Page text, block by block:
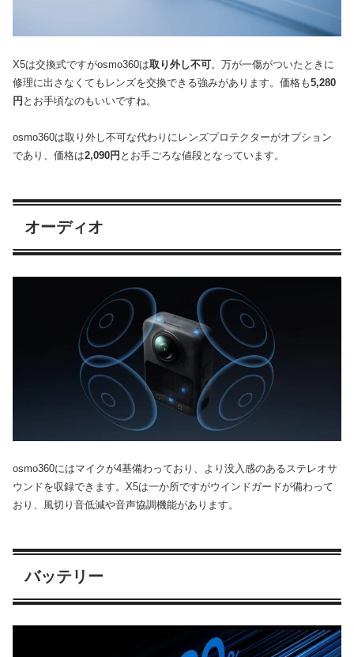
X5は交換式ですがosmo360は取り外し不可。万が一傷がついたときに
修理に出さなくてもレンズを交換できる強みがあります。価格も5,280
円 とお手頃なのもいいですね。
osmo360は取り外し不可な代わりにレンズプロテクターがオプション
であり、価格は2,090円 とお手ごろな値段となっています。
オーディオ
osmo360にはマイクが4基備わっており、より没入感のあるステレオサ
ウンドを収録できます。X5は一か所ですがウインドガードが備わって
おり、風切り音低減や音声協調機能があります。
バッテリー